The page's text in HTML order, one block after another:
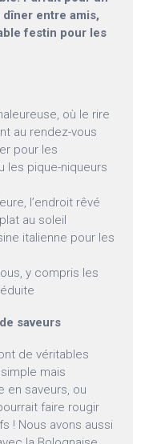
entre amis,
festin pour les
où le rire
au rendez-vous
pour les
les pique-niqueurs
l’endroit rêvé
au soleil
italienne pour les
y compris les
saveurs
de véritables
mais
en saveurs, ou
faire rougir
! Nous avons aussi